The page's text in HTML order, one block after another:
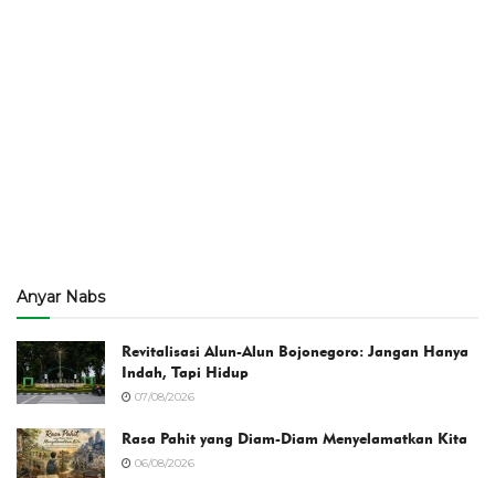
Anyar Nabs
Revitalisasi Alun-Alun Bojonegoro: Jangan Hanya
Indah, Tapi Hidup
07/08/2026
Rasa Pahit yang Diam-Diam Menyelamatkan Kita
06/08/2026